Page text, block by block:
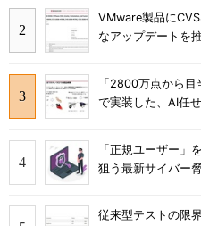
VMware製品に
なアップデートを
「2800万点から
で実装した、AI任
「正規ユーザー
狙う最新サイバー
従来型テストの限